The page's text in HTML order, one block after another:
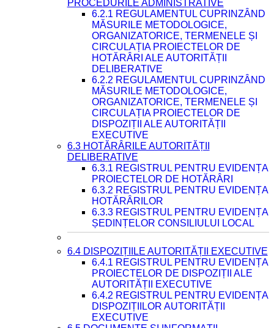
PROCEDURILE ADMINISTRATIVE
6.2.1 REGULAMENTUL CUPRINZÂND
MĂSURILE METODOLOGICE,
ORGANIZATORICE, TERMENELE ȘI
CIRCULAȚIA PROIECTELOR DE
HOTĂRÂRI ALE AUTORITĂȚII
DELIBERATIVE
6.2.2 REGULAMENTUL CUPRINZÂND
MĂSURILE METODOLOGICE,
ORGANIZATORICE, TERMENELE ȘI
CIRCULAȚIA PROIECTELOR DE
DISPOZIȚII ALE AUTORITĂȚII
EXECUTIVE
6.3 HOTĂRÂRILE AUTORITĂȚII
DELIBERATIVE
6.3.1 REGISTRUL PENTRU EVIDENȚA
PROIECTELOR DE HOTĂRÂRI
6.3.2 REGISTRUL PENTRU EVIDENȚA
HOTĂRÂRILOR
6.3.3 REGISTRUL PENTRU EVIDENȚA
ȘEDINȚELOR CONSILIULUI LOCAL
6.4 DISPOZIȚIILE AUTORITĂȚII EXECUTIVE
6.4.1 REGISTRUL PENTRU EVIDENȚA
PROIECTELOR DE DISPOZIȚII ALE
AUTORITĂȚII EXECUTIVE
6.4.2 REGISTRUL PENTRU EVIDENȚA
DISPOZIȚIILOR AUTORITĂȚII
EXECUTIVE